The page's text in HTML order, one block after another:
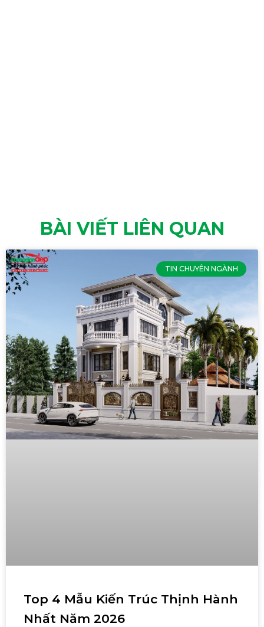
BÀI VIẾT LIÊN QUAN
TIN CHUYÊN NGÀNH
Top 4 Mẫu Kiến Trúc Thịnh Hành
Nhất Năm 2026